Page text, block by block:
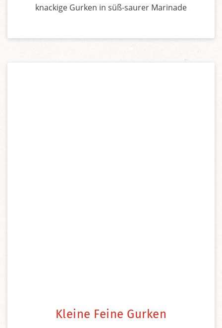
knackige Gurken in süß-saurer Marinade
Kleine Feine Gurken